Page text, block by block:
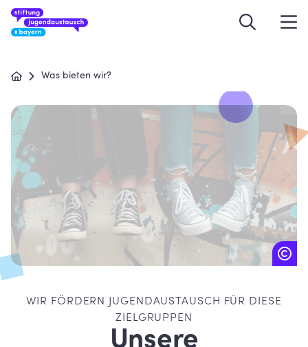
Was bieten wir?
WIR FÖRDERN JUGENDAUSTAUSCH FÜR DIESE
ZIELGRUPPEN
Unsere